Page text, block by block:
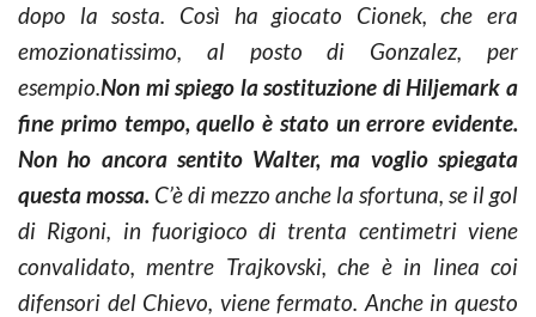
dopo la sosta. Così ha giocato Cionek, che era
emozionatissimo, al posto di Gonzalez, per
esempio.Non mi spiego la sostituzione di Hiljemark a
fine primo tempo, quello è stato un errore evidente.
Non ho ancora sentito Walter, ma voglio spiegata
questa mossa. C’è di mezzo anche la sfortuna, se il gol
di Rigoni, in fuorigioco di trenta centimetri viene
convalidato, mentre Trajkovski, che è in linea coi
difensori del Chievo, viene fermato. Anche in questo